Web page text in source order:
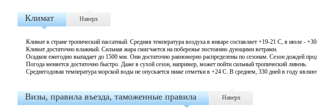
Климат Наверх
Климат в стране тропический пассатный. Средняя температура воздуха в январе составляет +19-21 С, в июле -
Климат достаточно влажный. Сильная жара смягчается на побережье постоянно дующими ветрами.
Осадков ежегодно выпадает до 1500 мм. Они достаточно равномерно распределены по сезонам. Сезон дождей
Погода меняется достаточно быстро. Даже в сухой сезон, например, может пойти сильный тропический ливень.
Среднегодовая температура морской воды не опускается ниже отметки в +24 С. В среднем, 330 дней в году
Визы, правила въезда, таможенные правила Наверх